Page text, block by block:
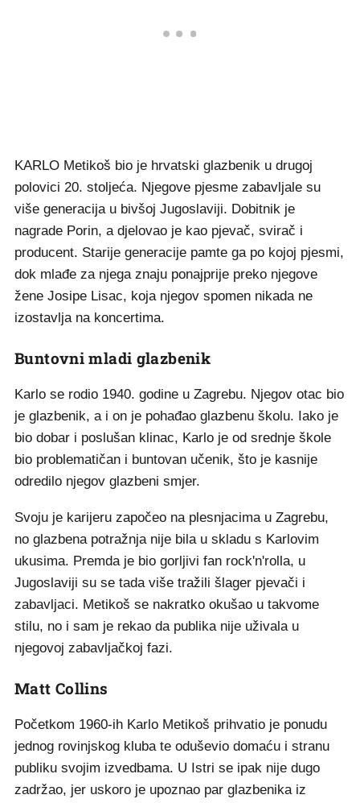
KARLO Metikoš bio je hrvatski glazbenik u drugoj
polovici 20. stoljeća. Njegove pjesme zabavljale su
više generacija u bivšoj Jugoslaviji. Dobitnik je
nagrade Porin, a djelovao je kao pjevač, svirač i
producent. Starije generacije pamte ga po kojoj pjesmi,
dok mlađe za njega znaju ponajprije preko njegove
žene Josipe Lisac, koja njegov spomen nikada ne
izostavlja na koncertima.
Buntovni mladi glazbenik
Karlo se rodio 1940. godine u Zagrebu. Njegov otac bio
je glazbenik, a i on je pohađao glazbenu školu. Iako je
bio dobar i poslušan klinac, Karlo je od srednje škole
bio problematičan i buntovan učenik, što je kasnije
odredilo njegov glazbeni smjer.
Svoju je karijeru započeo na plesnjacima u Zagrebu,
no glazbena potražnja nije bila u skladu s Karlovim
ukusima. Premda je bio gorljivi fan rock'n'rolla, u
Jugoslaviji su se tada više tražili šlager pjevači i
zabavljaci. Metikoš se nakratko okušao u takvome
stilu, no i sam je rekao da publika nije uživala u
njegovoj zabavljačkoj fazi.
Matt Collins
Početkom 1960-ih Karlo Metikoš prihvatio je ponudu
jednog rovinjskog kluba te oduševio domaću i stranu
publiku svojim izvedbama. U Istri se ipak nije dugo
zadržao, jer uskoro je upoznao par glazbenika iz